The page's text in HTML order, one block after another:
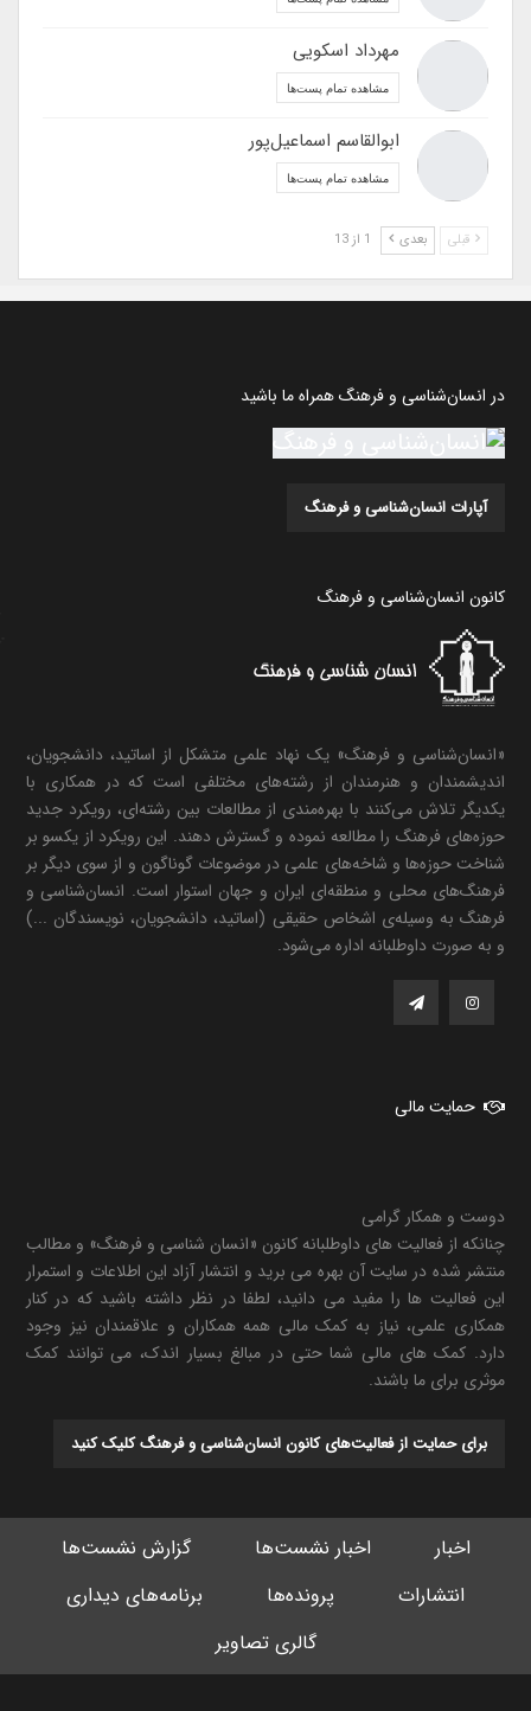
مهرداد اسکویی
مشاهده تمام پست‌ها
ابوالقاسم اسماعیل‌پور
مشاهده تمام پست‌ها
قبلی بعدی
در انسان‌شناسی و فرهنگ همراه ما باشید
آپارات انسان‌شناسی و فرهنگ
کانون انسان‌شناسی و فرهنگ
«انسان‌شناسی و فرهنگ» یک نهاد علمی متشکل از اساتید، دانشجویان،
اندیشمندان و هنرمندان از رشته‌های مختلفی است که در همکاری با
یکدیگر تلاش می‌کنند با بهره‌مندی از مطالعات بین رشته‌ای، رویکرد جدید
حوزه‌های فرهنگ را مطالعه نموده و گسترش دهند. این رویکرد از یکسو بر
شناخت حوزه‌ها و شاخه‌های علمی در موضوعات گوناگون و از سوی دیگر بر
فرهنگ‌های محلی و منطقه‌ای ایران و جهان استوار است. انسان‌شناسی و
فرهنگ به وسیله‌ی اشخاص حقیقی (اساتید، دانشجویان، نویسندگان ...)
و به صورت داوطلبانه اداره می‌شود.
حمایت مالی
دوست و همکار گرامی
چنانکه از فعالیت های داوطلبانه کانون «انسان شناسی و فرهنگ» و مطالب
منتشر شده در سایت آن بهره می برید و انتشار آزاد این اطلاعات و استمرار
این فعالیت ها را مفید می دانید، لطفا در نظر داشته باشید که در کنار
همکاری علمی، نیاز به کمک مالی همه همکاران و علاقمندان نیز وجود
دارد. کمک های مالی شما حتی در مبالغ بسیار اندک، می توانند کمک
موثری برای ما باشند.
برای حمایت از فعالیت‌های کانون انسان‌شناسی و فرهنگ کلیک کنید
اخبار اخبار نشست‌ها
گزارش نشست‌ها
انتشارات
پرونده‌ها
برنامه‌های دیداری
گالری تصاویر